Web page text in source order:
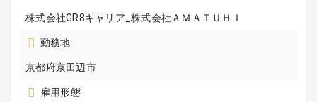
株式会社GR8キャリア_株式会社ＡＭＡＴＵＨＩ
勤務地
京都府京田辺市
雇用形態